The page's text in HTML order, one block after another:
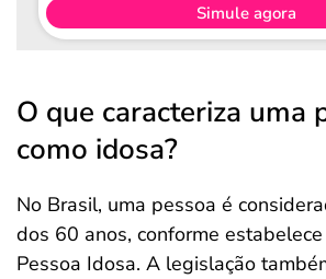
Simule agora
O que caracteriza uma
como idosa?
No Brasil, uma pessoa é
dos 60 anos, conforme
Pessoa Idosa. A legislação